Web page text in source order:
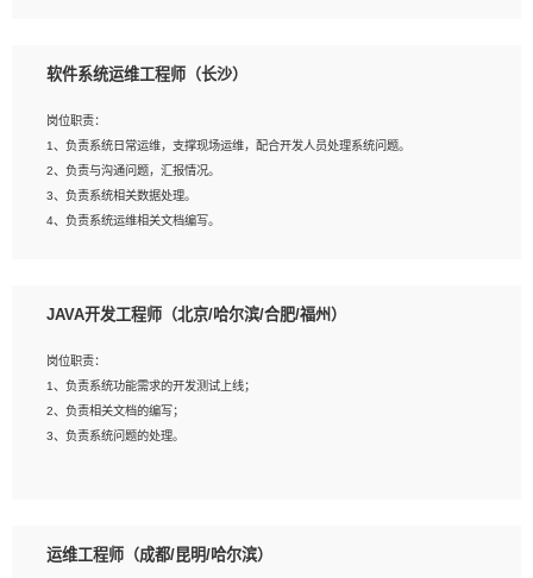
1、3年以上运营或解决方案的工作经验。
征，可独立提出完整的优化方案,并推动方案执行达成结果；熟练使用PPT、
WORD、EXCEL等办公软件；
3、深入理解公司各项AI产品和技术信息；具有较强的文档编写能力，能独立撰写
PPT、方案建议书等，面试时需携带个人制作的专业PPT文件进行展示。
软件系统运维工程师（长沙）
岗位职责：
1、负责系统日常运维，支撑现场运维，配合开发人员处理系统问题。
2、负责与沟通问题，汇报情况。
3、负责系统相关数据处理。
4、负责系统运维相关文档编写。
岗位要求：
2、精通linux命令。
3、熟悉oracle、mysql 数据库。
4、善于沟通，具有良好的团队合作精神和协作能力。
5、必须有实际的生产环境系统维护经验。
JAVA开发工程师（北京/哈尔滨/合肥/福州）
岗位职责：
1、负责系统功能需求的开发测试上线；
2、负责相关文档的编写；
3、负责系统问题的处理。
2、熟悉linux命令；
运维工程师（成都/昆明/哈尔滨）